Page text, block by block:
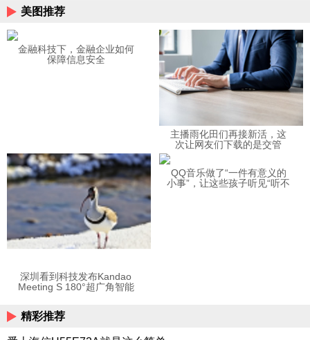
美图推荐
金融科技下，金融企业如何
保障信息安全
主播雨化田们再接新活，这
次让网友们下载的是交管
深圳看到科技发布Kandao
Meeting S 180°超广角智能
QQ音乐做了“一件有意义的
小事”，让这些孩子听见“听不
精彩推荐